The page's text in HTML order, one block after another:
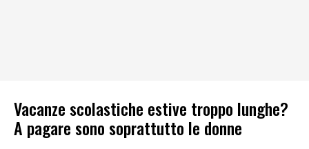
Vacanze scolastiche estive troppo lunghe?
A pagare sono soprattutto le donne